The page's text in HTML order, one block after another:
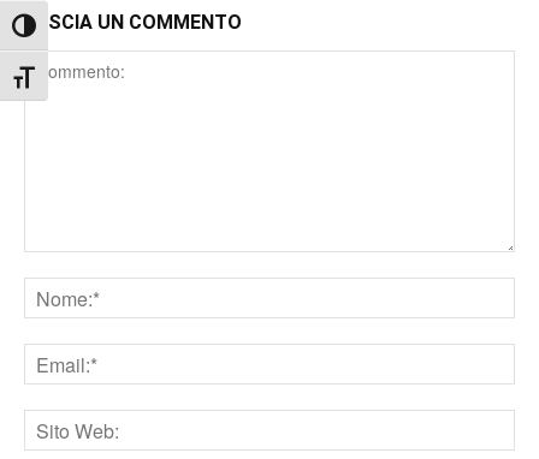
Attiva/disattiva alto contrasto
Attiva/disattiva dimensione testo
LASCIA UN COMMENTO
Comment
Nome
Email
Sito
web